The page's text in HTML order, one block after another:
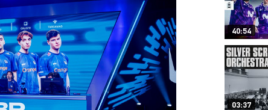
40:54
03:37